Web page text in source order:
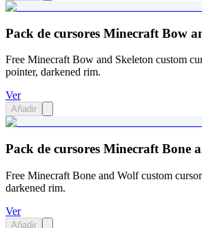
Pack de cursores Minecraft Bow
Free Minecraft Bow and Skeleton custom
pointer, darkened rim.
Ver
Añadir
Pack de cursores Minecraft Bone
Free Minecraft Bone and Wolf custom
darkened rim.
Ver
Añadir